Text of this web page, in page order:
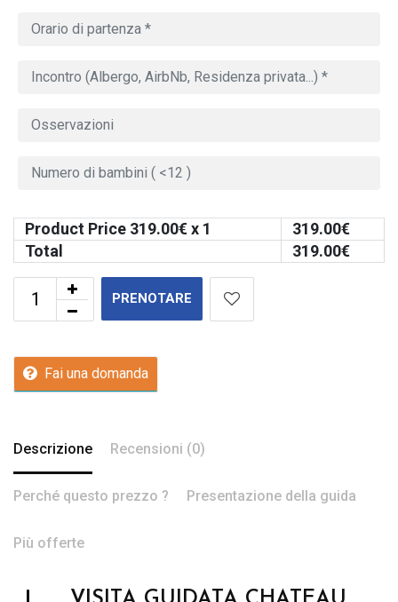
Product Price 319.00€ x 1 319.00€
Total
319.00€
PRENOTARE
Fai una domanda
Descrizione Recensioni (0)
Perché questo prezzo ? Presentazione della guida
Più offerte